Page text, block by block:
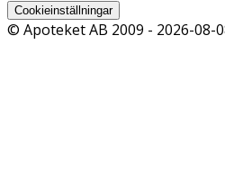
Cookieinställningar
© Apoteket AB 2009 - 2026-08-